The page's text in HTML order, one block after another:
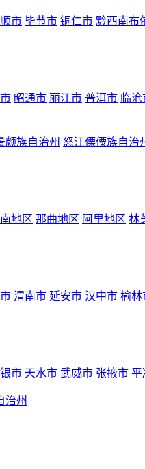
市 毕节市 铜仁市 黔西南布
昭通市 丽江市 普洱市 临
颇族自治州 怒江傈僳族自治
地区 那曲地区 阿里地区 林
渭南市 延安市 汉中市 榆林
市 天水市 武威市 张掖市 平
治州